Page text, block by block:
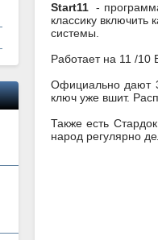
Start11 -
классику
системы.
Работает на 11 /10
Официально дают
ключ уже вшит.
Также есть
народ регулярно